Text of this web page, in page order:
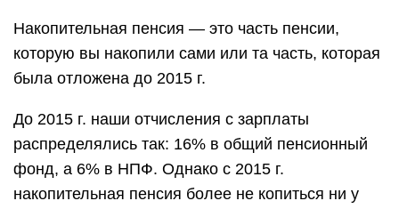
Накопительная пенсия — это часть пенсии,
которую вы накопили сами или та часть, которая
была отложена до 2015 г.
До 2015 г. наши отчисления с зарплаты
распределялись так: 16% в общий пенсионный
фонд, а 6% в НПФ. Однако с 2015 г.
накопительная пенсия более не копиться ни у